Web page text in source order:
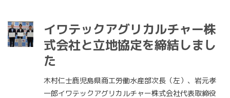
イワテックアグリカルチャー株
式会社と立地協定を締結しまし
た
木村仁士鹿児島県商工労働水産部次長（左）、岩元孝
一郎イワテックアグリカルチャー株式会社代表取締役